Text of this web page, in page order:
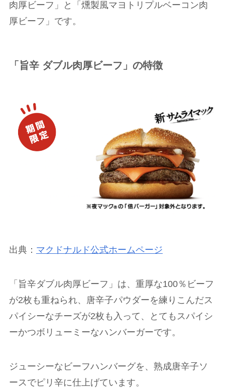
肉厚ビーフ」と「燻製風マヨトリプルベーコン肉
厚ビーフ」です。
「旨辛 ダブル肉厚ビーフ」の特徴
出典： マクドナルド公式ホームページ
「旨辛ダブル肉厚ビーフ」は、重厚な100％ビーフ
が2枚も重ねられ、唐辛子パウダーを練りこんだス
パイシーなチーズが2枚も入って、とてもスパイシ
ーかつボリューミーなハンバーガーです。
ジューシーなビーフハンバーグを、熟成唐辛子ソ
ースでピリ辛に仕上げています。